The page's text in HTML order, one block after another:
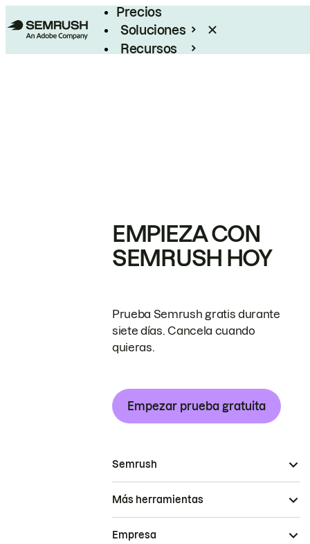
Precios
Soluciones
Recursos
EMPIEZA CON
SEMRUSH HOY
Prueba Semrush gratis durante
siete días. Cancela cuando
quieras.
Empezar prueba gratuita
Semrush
Más herramientas
Empresa